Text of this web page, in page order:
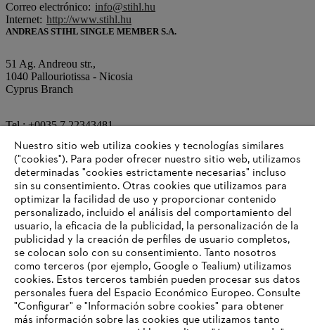
Correo electrónico: info@stihl.hu
Internet: http://www.stihl.hu
ANDREAS STIHL SINGLE MEMBER S.A.
51 Ag. Andreou str.,
1040 Pallouriotissa - Nicosia
Cyprus Branch
Tel.: +0035 7 22343481
Correo electrónico:info@stihl.com.cy
Internet:http://www.stihl.com.cy
Información para proveedores
Productos
Contacto
Carrera profesional
Sistema de denuncia de irregularidades
Nuestro sitio web utiliza cookies y tecnologías similares
("cookies"). Para poder ofrecer nuestro sitio web, utilizamos
determinadas "cookies estrictamente necesarias" incluso
sin su consentimiento. Otras cookies que utilizamos para
optimizar la facilidad de uso y proporcionar contenido
personalizado, incluido el análisis del comportamiento del
usuario, la eficacia de la publicidad, la personalización de la
publicidad y la creación de perfiles de usuario completos,
se colocan solo con su consentimiento. Tanto nosotros
como terceros (por ejemplo, Google o Tealium) utilizamos
cookies. Estos terceros también pueden procesar sus datos
personales fuera del Espacio Económico Europeo. Consulte
"Configurar" e "Información sobre cookies" para obtener
más información sobre las cookies que utilizamos tanto